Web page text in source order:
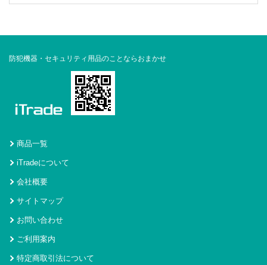
防犯機器・セキュリティ用品のことならおまかせ
商品一覧
iTradeについて
会社概要
サイトマップ
お問い合わせ
ご利用案内
特定商取引法について